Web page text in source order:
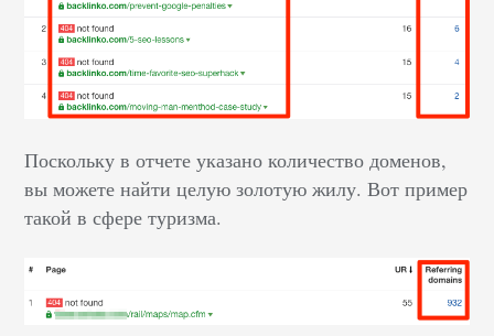
Поскольку в отчете указано количество доменов,
вы можете найти целую золотую жилу. Вот пример
такой в сфере туризма.